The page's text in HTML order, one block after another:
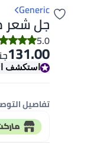
Generic
جل شعر مان زون
5.0
131.00
استكشف
تفاصيل